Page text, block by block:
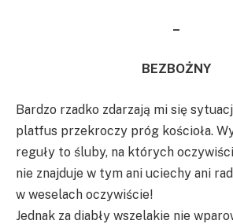
–
BEZBOŻNY
Bardzo rzadko zdarzają mi się
platfus przekroczy próg kościoła.
reguły to śluby, na których
nie znajduje w tym ani uciechy ani
w weselach oczywiście!
Jednak za diabły wszelakie nie